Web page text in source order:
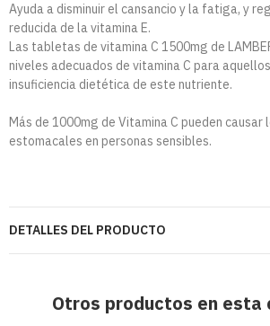
Ayuda a disminuir el cansancio y la fatiga, y
reducida de la vitamina E.
Las tabletas de vitamina C 1500mg de
niveles adecuados de vitamina C para
insuficiencia dietética de este nutriente.
Más de 1000mg de Vitamina C pueden
estomacales en personas sensibles.
DETALLES DEL PRODUCTO
Otros productos en esta